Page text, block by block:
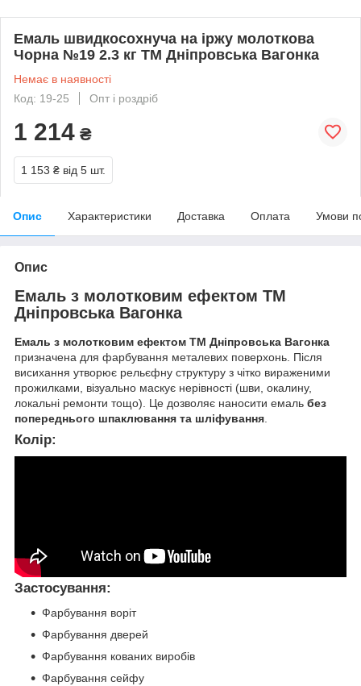
Емаль швидкосохнуча на іржу молоткова
Чорна №19 2.3 кг ТМ Дніпровська Вагонка
Немає в наявності
Код: 19-25
Опт і роздріб
1 214 ₴
1 153 ₴ від 5 шт.
Опис Характеристики Доставка Оплата Умови
Опис
Емаль з молотковим ефектом ТМ
Дніпровська Вагонка
Емаль з молотковим ефектом ТМ Дніпровська Вагонка
призначена для фарбування металевих поверхонь. Після
висихання утворює рельєфну структуру з чітко вираженими
прожилками, візуально маскує нерівності (шви, окалину,
локальні ремонти тощо). Це дозволяє наносити емаль без
попереднього шпаклювання та шліфування
Колір:
Застосування:
Фарбування воріт
Фарбування дверей
Фарбування кованих виробів
Фарбування сейфу